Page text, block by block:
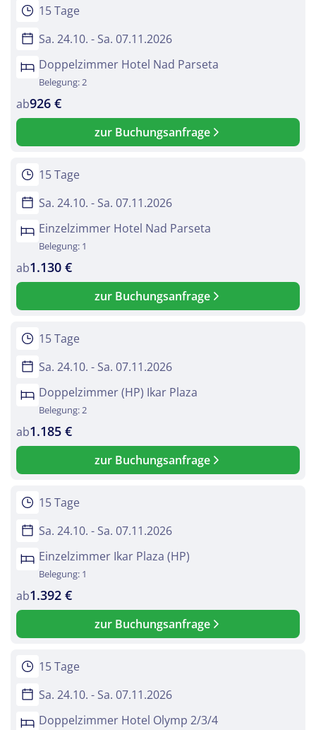
15 Tage
Sa. 24.10. - Sa. 07.11.2026
Doppelzimmer Hotel Nad Parseta
Belegung: 2
ab926 €
zur Buchungsanfrage
15 Tage
Sa. 24.10. - Sa. 07.11.2026
Einzelzimmer Hotel Nad Parseta
Belegung: 1
ab1.130 €
zur Buchungsanfrage
15 Tage
Sa. 24.10. - Sa. 07.11.2026
Doppelzimmer (HP) Ikar Plaza
Belegung: 2
ab1.185 €
zur Buchungsanfrage
15 Tage
Sa. 24.10. - Sa. 07.11.2026
Einzelzimmer Ikar Plaza (HP)
Belegung: 1
ab1.392 €
zur Buchungsanfrage
15 Tage
Sa. 24.10. - Sa. 07.11.2026
Doppelzimmer Hotel Olymp 2/3/4